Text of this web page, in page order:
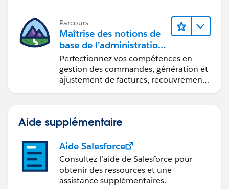
Parcours
Maîtrise des notions de
base de l’administration
de Salesforce Billing
Perfectionnez vos compétences en
gestion des commandes, génération et
ajustement de factures, recouvrement
Aide supplémentaire
Aide Salesforce
Consultez l’aide de Salesforce pour
obtenir des ressources et une
assistance supplémentaires.